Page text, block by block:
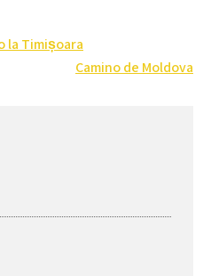
la Timișoara
Camino de Moldova